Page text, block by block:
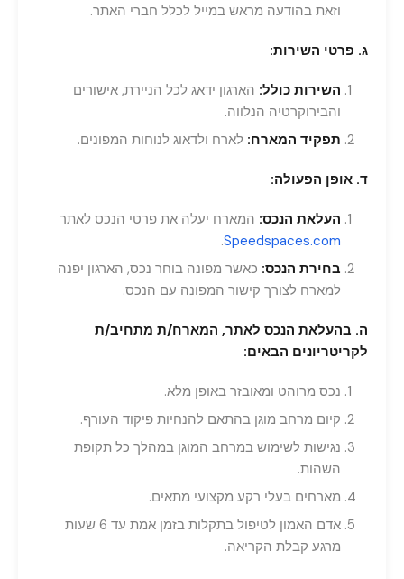
וזאת בהודעה מראש במייל לכלל חברי האתר.
ג. פרטי השירות:
השירות כולל: הארגון ידאג לכל הניירת, אישורים
והבירוקרטיה הנלווה.
תפקיד המארח: לארח ולדאוג לנוחות המפונים.
ד. אופן הפעולה:
העלאת הנכס: המארח יעלה את פרטי הנכס לאתר
Speedspaces.com
.
בחירת הנכס: כאשר מפונה בוחר נכס, הארגון יפנה
למארח לצורך קישור המפונה עם הנכס.
ה. בהעלאת הנכס לאתר, המארח/ת מתחיב/ת
לקריטריונים הבאים:
נכס מרוהט ומאובזר באופן מלא.
קיום מרחב מוגן בהתאם להנחיות פיקוד העורף.
נגישות לשימוש במרחב המוגן במהלך כל תקופת
השהות.
מארחים בעלי רקע מקצועי מתאים.
אדם האמון לטיפול בתקלות בזמן אמת עד 6 שעות
מרגע קבלת הקריאה.